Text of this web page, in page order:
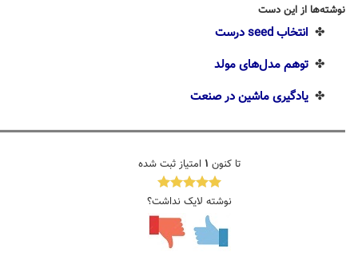
نوشته‌ها از این دست
✤ انتخاب seed درست
✤ توهم مدل‌های مولد
✤ یادگیری ماشین در صنعت
تا کنون ۱ امتیاز ثبت شده
نوشته لایک نداشت؟